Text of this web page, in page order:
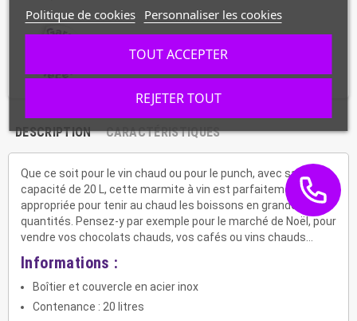
DESCRIPTION CARACTÉRISTIQUES
Que ce soit pour le vin chaud ou pour le punch, avec sa
capacité de 20 L, cette marmite à vin est parfaitement
appropriée pour tenir au chaud les boissons en grandes
quantités. Pensez-y par exemple pour le marché de Noël, pour
vendre vos chocolats chauds, vos cafés ou vins chauds...
Informations :
Boîtier et couvercle en acier inox
Contenance : 20 litres
Politique de cookies Personnaliser les cookies
REJETER TOUT
TOUT ACCEPTER